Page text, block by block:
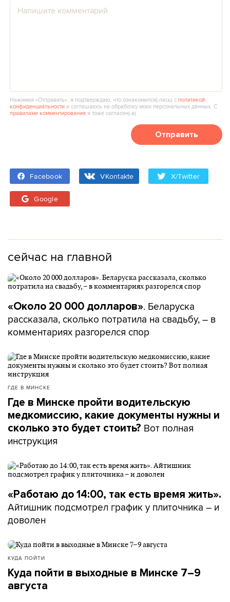
Нажимая «Отправить», я подтверждаю, что ознакомился(‑лась) сполитикой
конфиденциальности и соглашаюсь на обработку моих персональных данных. С
правилами комментирования я тоже согласен(‑а).
Отправить
Facebook VKontakte X/Twitter
Google
сейчас на главной
«Около 20 000 долларов». Беларуска
рассказала, сколько потратила на свадьбу, – в
комментариях разгорелся спор
ГДЕ В МИНСКЕ
Где в Минске пройти водительскую
медкомиссию, какие документы нужны и
сколько это будет стоить? Вот полная
инструкция
«Работаю до 14:00, так есть время жить».
Айтишник подсмотрел график у плиточника – и
доволен
КУДА ПОЙТИ
Куда пойти в выходные в Минске 7–9
августа